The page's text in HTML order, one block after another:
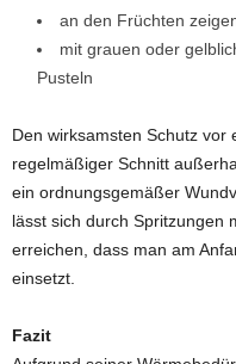
an den Früchten
mit grauen oder
Pusteln
Den wirksamsten Schutz vor
regelmäßiger Schnitt
ein ordnungsgemäßer
lässt sich durch Spritzungen
erreichen, dass man am
einsetzt.
Fazit